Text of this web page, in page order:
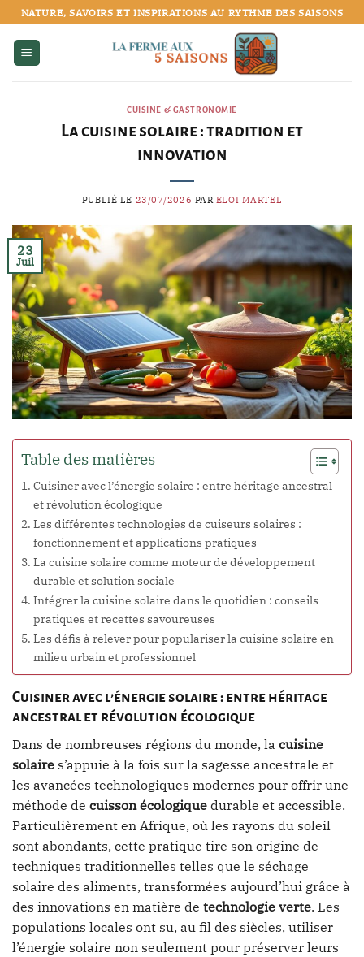
Passer
au
contenu
NATURE, SAVOIRS ET INSPIRATIONS AU RYTHME DES SAISONS
CUISINE & GASTRONOMIE
La cuisine solaire : tradition et
innovation
PUBLIÉ LE 23/07/2026 PAR ELOI MARTEL
23
Juil
Table des matières
Cuisiner avec l’énergie solaire : entre héritage ancestral
et révolution écologique
Les différentes technologies de cuiseurs solaires :
fonctionnement et applications pratiques
La cuisine solaire comme moteur de développement
durable et solution sociale
Intégrer la cuisine solaire dans le quotidien : conseils
pratiques et recettes savoureuses
Les défis à relever pour populariser la cuisine solaire en
milieu urbain et professionnel
Cuisiner avec l’énergie solaire : entre héritage
ancestral et révolution écologique
Dans de nombreuses régions du monde, la cuisine
solaire s’appuie à la fois sur la sagesse ancestrale et
les avancées technologiques modernes pour offrir une
méthode de cuisson écologique durable et accessible.
Particulièrement en Afrique, où les rayons du soleil
sont abondants, cette pratique tire son origine de
techniques traditionnelles telles que le séchage
solaire des aliments, transformées aujourd’hui grâce à
des innovations en matière de technologie verte. Les
populations locales ont su, au fil des siècles, utiliser
l’énergie solaire non seulement pour préserver leurs